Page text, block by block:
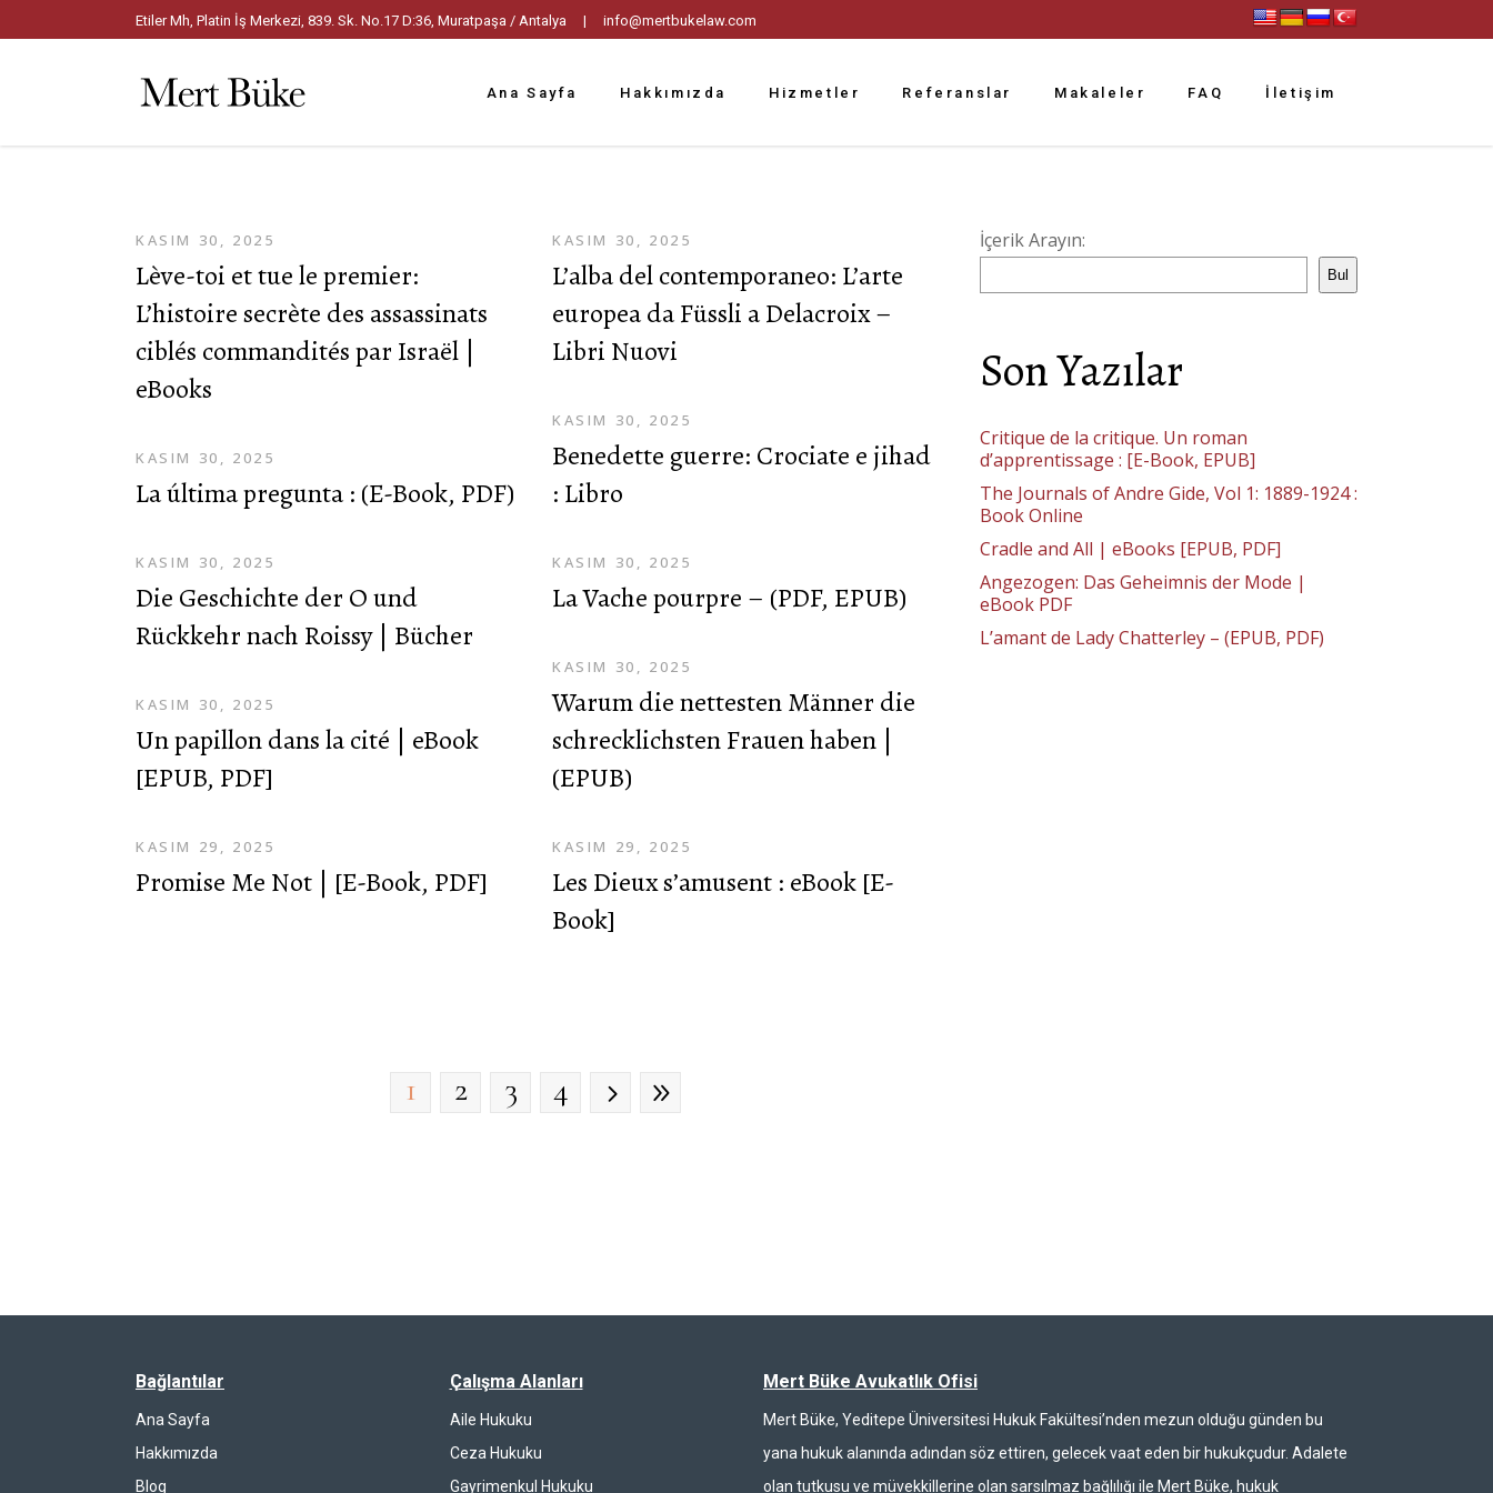
Etiler Mh, Platin İş Merkezi, 839. Sk. No.17 D:36, Muratpaşa / Antalya | info@mertbukelaw.com
Ana Sayfa Hakkımızda Hizmetler Referanslar Makaleler FAQ İletişim
KASIM 30, 2025
Lève-toi et tue le premier:
L’histoire secrète des assassinats
ciblés commandités par Israël |
eBooks
KASIM 30, 2025
L’alba del contemporaneo: L’arte
europea da Füssli a Delacroix –
Libri Nuovi
KASIM 30, 2025
Benedette guerre: Crociate e jihad
: Libro
KASIM 30, 2025
La última pregunta : (E-Book, PDF)
KASIM 30, 2025
Die Geschichte der O und
Rückkehr nach Roissy | Bücher
KASIM 30, 2025
La Vache pourpre – (PDF, EPUB)
KASIM 30, 2025
Warum die nettesten Männer die
schrecklichsten Frauen haben |
(EPUB)
KASIM 30, 2025
Un papillon dans la cité | eBook
[EPUB, PDF]
KASIM 29, 2025
Promise Me Not | [E-Book, PDF]
KASIM 29, 2025
Les Dieux s’amusent : eBook [E-
Book]
1 2 3 4
İçerik Arayın:
Bul
Son Yazılar
Critique de la critique. Un roman
d’apprentissage : [E-Book, EPUB]
The Journals of Andre Gide, Vol 1: 1889-1924 :
Book Online
Cradle and All | eBooks [EPUB, PDF]
Angezogen: Das Geheimnis der Mode |
eBook PDF
L’amant de Lady Chatterley – (EPUB, PDF)
Bağlantılar
Ana Sayfa
Hakkımızda
Blog
Çalışma Alanları
Aile Hukuku
Ceza Hukuku
Gayrimenkul Hukuku
Mert Büke Avukatlık Ofisi
Mert Büke, Yeditepe Üniversitesi Hukuk Fakültesi’nden mezun olduğu günden bu
yana hukuk alanında adından söz ettiren, gelecek vaat eden bir hukukçudur. Adalete
olan tutkusu ve müvekkillerine olan sarsılmaz bağlılığı ile Mert Büke, hukuk